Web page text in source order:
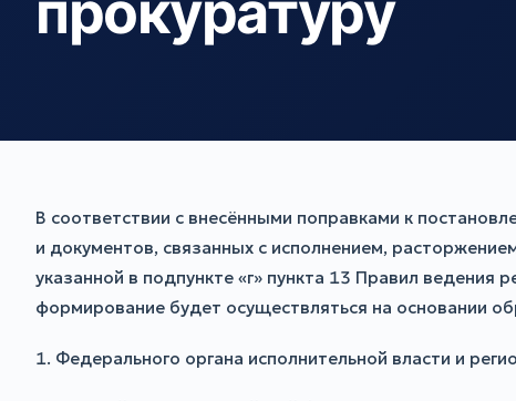
В соответствии с внесёнными поправками к
и документов, связанных с исполнением,
указанной в подпункте «г» пункта 13 Правил
формирование будет осуществляться на основании
1. Федерального органа исполнительной власти и